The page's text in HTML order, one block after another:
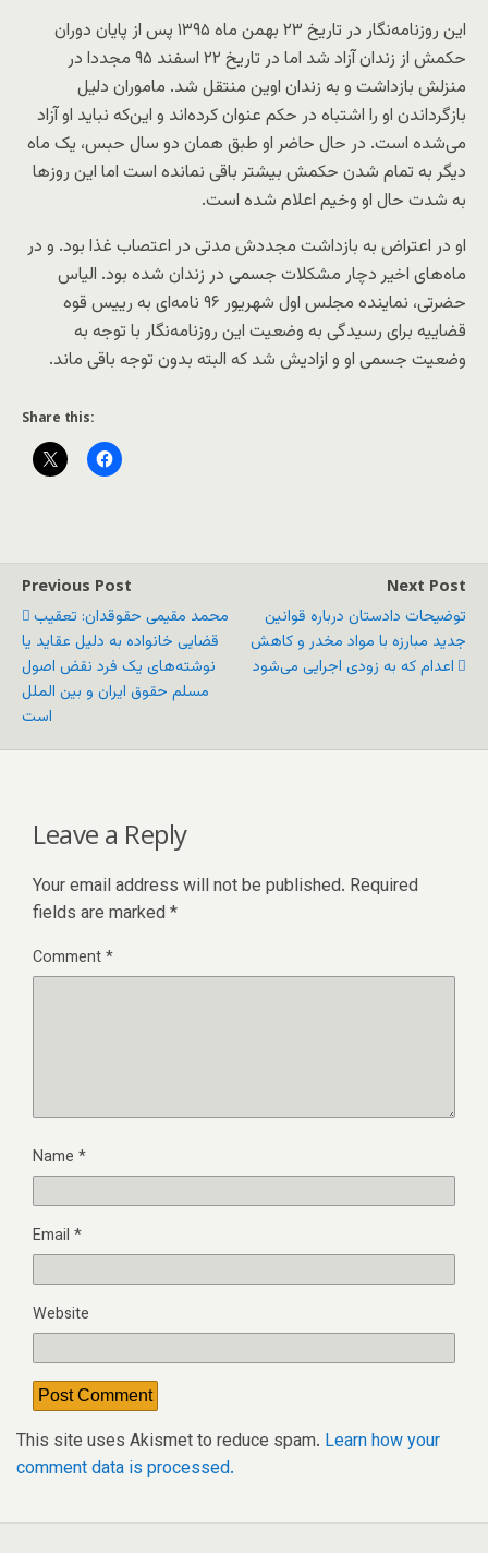
این روزنامه‌نگار در تاریخ ۲۳ بهمن ماه ۱۳۹۵ پس از پایان دوران
حکمش از زندان آزاد شد اما در تاریخ ۲۲ اسفند ۹۵ مجددا در
منزلش بازداشت و به زندان اوین منتقل شد. ماموران دلیل
بازگرداندن او را اشتباه در حکم عنوان کرده‌اند و این‌که نباید او آزاد
می‌شده است. در حال حاضر او طبق همان دو سال حبس، یک ماه
دیگر به تمام شدن حکمش بیشتر باقی نمانده است اما این روزها
به شدت حال او وخیم اعلام شده است.
او در اعتراض به بازداشت مجددش مدتی در اعتصاب غذا بود. و در
ماه‌های اخیر دچار مشکلات جسمی در زندان شده بود. الیاس
حضرتی، نماینده مجلس اول شهریور ۹۶ نامه‌ای به رییس قوه
قضاییه برای رسیدگی به وضعیت این روزنامه‌نگار با توجه به
وضعیت جسمی او و ازادیش شد که البته بدون توجه باقی ماند.
Share this:
Previous Post
محمد مقیمی حقوقدان: تعقیب
قضایی خانواده به دلیل عقاید یا
نوشته‌های یک فرد نقض اصول
مسلم حقوق ایران و بین الملل
است
Next Post
توضیحات دادستان درباره قوانین
جدید مبارزه با مواد مخدر و کاهش
اعدام که به زودی اجرایی می‌شود
Leave a Reply
Your email address will not be published. Required
fields are marked *
Comment*
Name *
Email *
Website
This site uses Akismet to reduce spam. Learn how your
comment data is processed.